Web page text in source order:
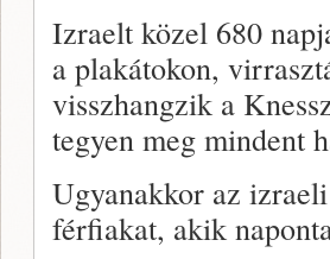
Izraelt közel 680
a plakátokon,
visszhangzik a
tegyen meg mindent
Ugyanakkor az
férfiakat, akik